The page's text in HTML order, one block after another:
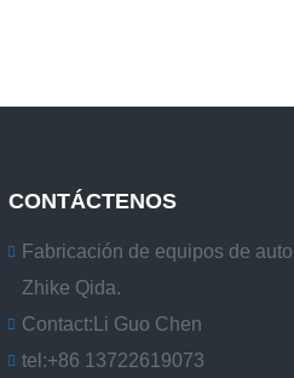
CONTÁCTENOS
Fabricación de equipos de
Zhike Qida.
Contact: Li Guo Chen
tel:+86 13722619073